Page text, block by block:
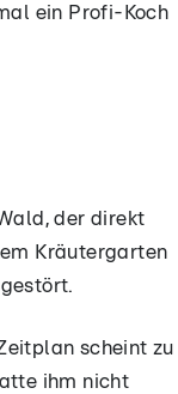
ein Profi-Koch
der direkt
Kräutergarten
scheint zu
ihm nicht